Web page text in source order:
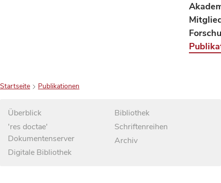
Startseite Publikationen
Überblick
'res doctae'
Dokumentenserver
Digitale Bibliothek
Bibliothek
Schriftenreihen
Archiv